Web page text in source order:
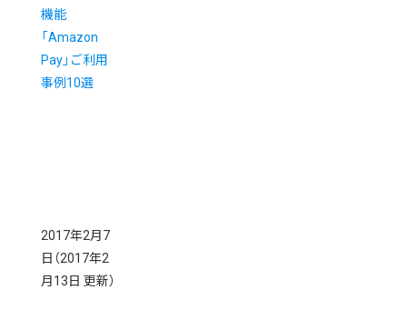
機能
「Amazon
Pay」ご利用
事例10選
2017年2月7
日 （2017年2
月13日 更新）